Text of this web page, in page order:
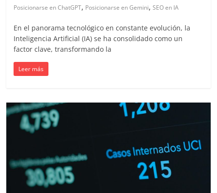
estratégica
versátil
del
Bitácora
social
Medios,
Publicidad,
Marketing,
Posicionarse en ChatGPT, Posicionarse en Gemini,SEO en IA
En el panorama tecnológico en constante evolución, la
Inteligencia Artificial (IA) se ha consolidado como un
factor clave, transformando la
Leer más